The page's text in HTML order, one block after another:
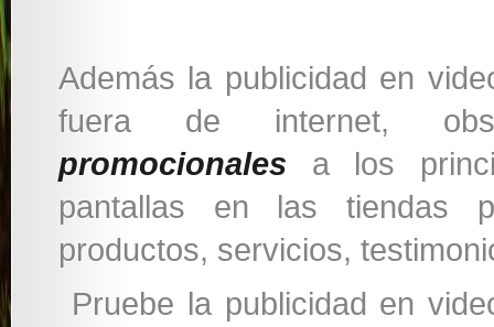
Además la publicidad en
fuera de internet,
promocionales a los
pantallas en las tiendas
productos, servicios,
Pruebe la publicidad en